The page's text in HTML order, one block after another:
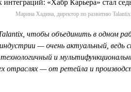
Марина Хадина, директор по развитию Talantix:
чтобы объединить в одном
— очень актуальный, ведь
и
отраслях — от ретейла и